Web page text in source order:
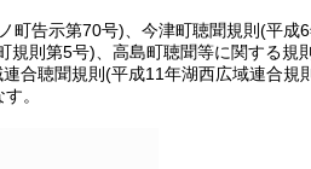
町告示第70号) 、今津町聴聞規則 (平成
規則第5号) 、高島町聴聞等に関する規則
合聴聞規則 (平成11年湖西広域連合規
。